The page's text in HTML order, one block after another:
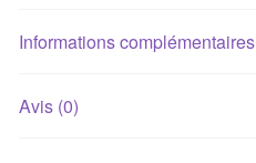
Informations complémentaires
Avis (0)